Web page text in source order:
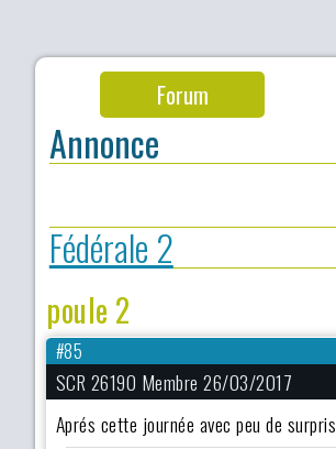
Forum
Annonce
Fédérale 2
poule 2
#85
SCR 26190 Membre 26/03/2017
Aprés cette journée avec peu de